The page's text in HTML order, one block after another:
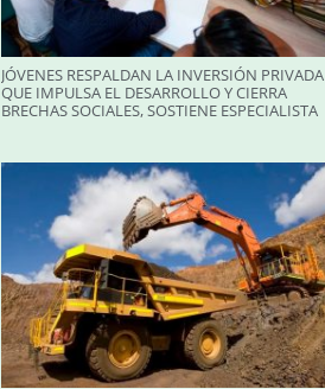
JÓVENES RESPALDAN LA INVERSIÓN PRIVADA
QUE IMPULSA EL DESARROLLO Y CIERRA
BRECHAS SOCIALES, SOSTIENE ESPECIALISTA